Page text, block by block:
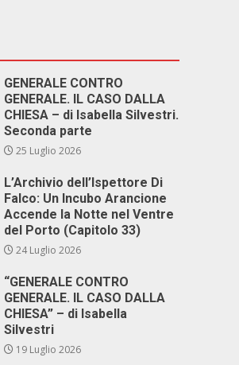
GENERALE CONTRO
GENERALE. IL CASO DALLA
CHIESA – di Isabella Silvestri.
Seconda parte
25 Luglio 2026
L’Archivio dell’Ispettore Di
Falco: Un Incubo Arancione
Accende la Notte nel Ventre
del Porto (Capitolo 33)
24 Luglio 2026
“GENERALE CONTRO
GENERALE. IL CASO DALLA
CHIESA” – di Isabella
Silvestri
19 Luglio 2026